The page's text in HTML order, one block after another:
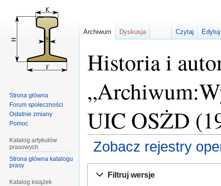
Historia i
UIC OSŻD
Zobacz rejestry
Filtruj wersje
Archiwum Dyskusja Czytaj
Strona główna
Forum społeczności
Ostatnie zmiany
Pomoc
Katalog artykułów
prasowych
Strona główna katalogu
prasy
Katalog książek